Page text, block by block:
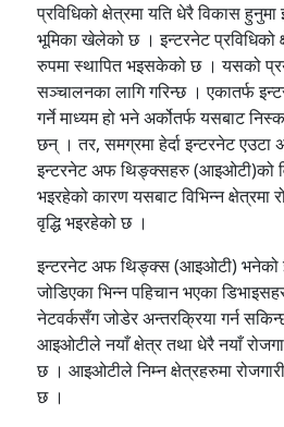
प्रविधिको क्षेत्रमा यति धेरै विकास
भूमिका खेलेको छ । इन्टरनेट प्रविधिको
रुपमा स्थापित भइसकेको छ । यसको
सञ्चालनका लागि गरिन्छ । एकातर्फ
गर्ने माध्यम हो भने अर्कोतर्फ यसबाट
छन् । तर, समग्रमा हेर्दा इन्टरनेट एउटा
इन्टरनेट अफ थिङ्क्सहरु (आइओटी)को
भइरहेको कारण यसबाट विभिन्न
वृद्धि भइरहेको छ ।
इन्टरनेट अफ थिङ्क्स (आइओटी) भनेको
जोडिएका भिन्न पहिचान भएका
नेटवर्कसँग जोडेर अन्तरक्रिया गर्न
आइओटीले नयाँ क्षेत्र तथा धेरै नयाँ
छ । आइओटीले निम्न क्षेत्रहरुमा
छ ।